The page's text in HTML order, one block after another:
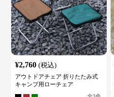
¥2,760 (税込)
アウトドアチェア 折りたたみ式
キャンプ用ローチェア